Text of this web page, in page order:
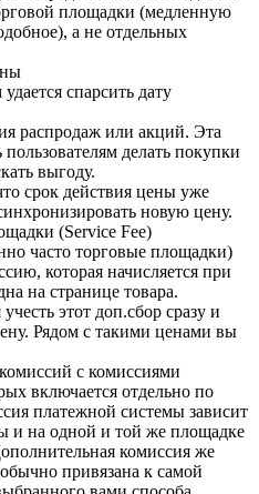
площадки (медленную
а не отдельных
спарсить дату
распродаж или акций. Эта
делать покупки
выгоду.
срок действия цены уже
новую цену.
(Service Fee)
часто торговые площадки)
которая начисляется при
на странице товара.
этот доп.сбор сразу и
Рядом с такими ценами вы
с комиссиями
включается отдельно по
платежной системы зависит
и на одной и той же площадке
комиссия же
привязана к самой